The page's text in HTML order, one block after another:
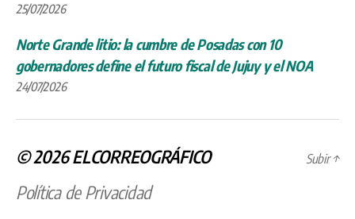
25/07/2026
Norte Grande litio: la cumbre de Posadas con 10
gobernadores define el futuro fiscal de Jujuy y el NOA
24/07/2026
© 2026ELCORREOGRÁFICO
Política de Privacidad
Subir↑